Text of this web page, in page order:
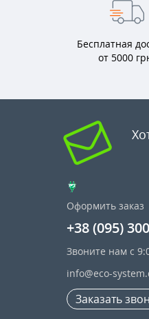
Бесплатная
от 5000
Оформить заказ
+38 (095)
Звоните нам с
info@eco-
Заказать